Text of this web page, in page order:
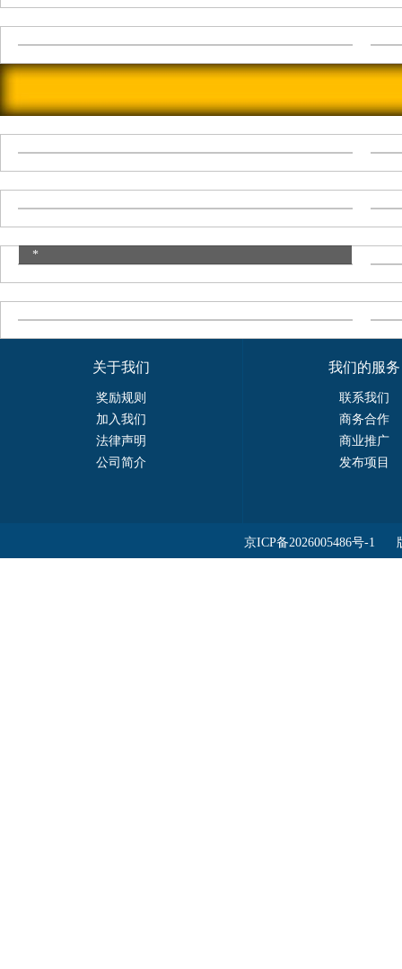
*
关于我们
奖励规则
加入我们
法律声明
公司简介
我们的服务
联系我们
商务合作
商业推广
发布项目
京ICP备2026005486号-1